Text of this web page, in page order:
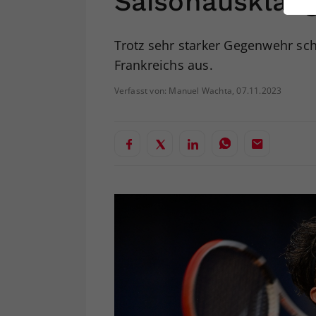
Trotz sehr starker Gegenwehr
Frankreichs aus.
Verfasst von: Manuel Wachta, 07.11.2023